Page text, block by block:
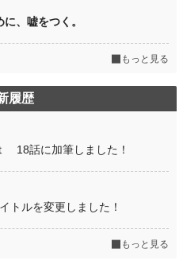
、嘘をつく。
もっと見る
履歴
18話に加筆しました！
ルを変更しました！
もっと見る